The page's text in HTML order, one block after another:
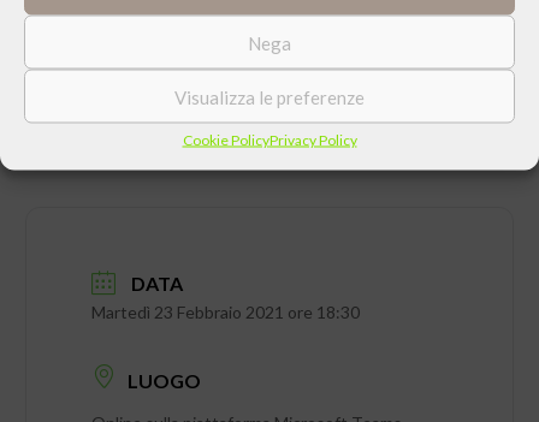
Nega
Visualizza le preferenze
Cookie PolicyPrivacy Policy
DATA
Martedì 23 Febbraio 2021 ore 18:30
LUOGO